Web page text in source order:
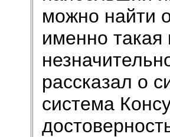
можно найти
именно такая
рассказал о
система